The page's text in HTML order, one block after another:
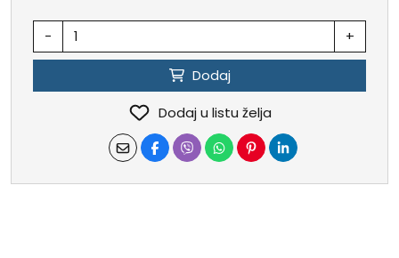
- +
Dodaj
Dodaj u listu želja